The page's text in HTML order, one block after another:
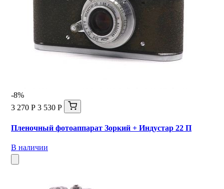
-8%
3 270 Р 3 530 Р
Пленочный фотоаппарат Зоркий + Индустар 22 П
В наличии